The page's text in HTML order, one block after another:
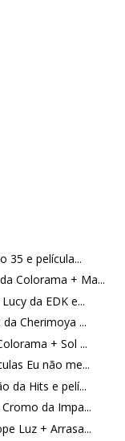
35 e película...
Colorama + Ma...
da EDK e...
Cherimoya ...
+ Sol ...
Eu não me...
da Hits e pelí...
da Impa...
Luz + Arrasa...